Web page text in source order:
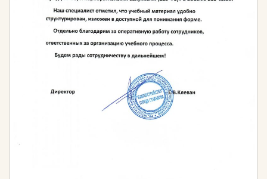
Какие знания получит слушатель, пройдя обучение?
Вы получите необходимые теоретические знания
об основах:
Эксплуатации газонефтепроводов и
газонефтехранилищ
Эксплуатации и ремонту машин и оборудования